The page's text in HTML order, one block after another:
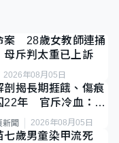
案 28歲女教師連捅
斥判太重已上訴
2026年08月05日
剖揭長期捱餓、傷痕
年 官斥冷血：同
新聞 2026年08月05日
七歲男童染甲流死